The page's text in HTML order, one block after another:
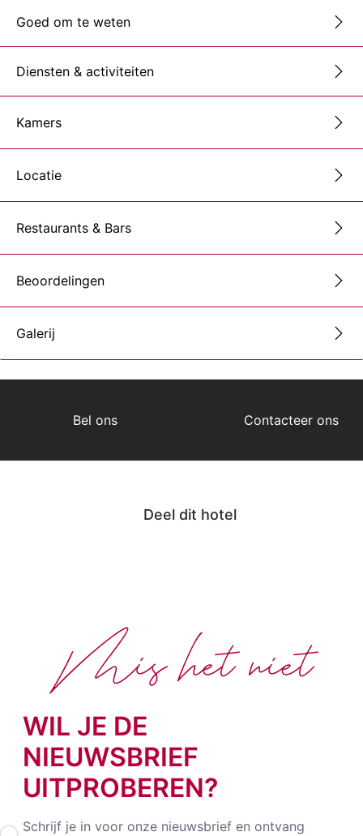
Goed om te weten
Diensten & activiteiten
Kamers
Locatie
Restaurants & Bars
Beoordelingen
Galerij
Bel ons Contacteer ons
Deel dit hotel
WIL JE DE
NIEUWSBRIEF
UITPROBEREN?
Schrijf je in voor onze nieuwsbrief en ontvang
Mis het niet